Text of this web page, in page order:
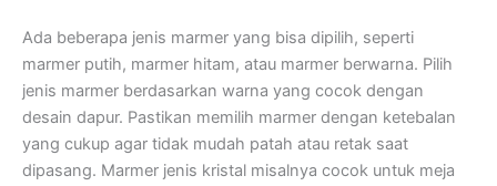
Ada beberapa jenis marmer yang bisa dipilih, seperti
marmer putih, marmer hitam, atau marmer berwarna. Pilih
jenis marmer berdasarkan warna yang cocok dengan
desain dapur. Pastikan memilih marmer dengan ketebalan
yang cukup agar tidak mudah patah atau retak saat
dipasang. Marmer jenis kristal misalnya cocok untuk meja